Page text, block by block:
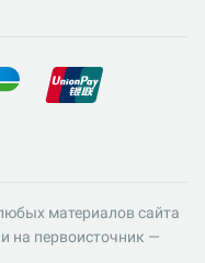
материалов сайта
на первоисточник —